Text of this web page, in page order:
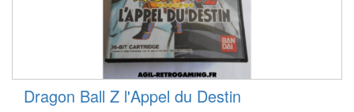
Dragon Ball Z l'Appel du Destin